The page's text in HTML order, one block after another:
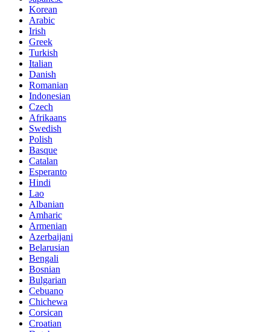
Korean
Arabic
Irish
Greek
Turkish
Italian
Danish
Romanian
Indonesian
Czech
Afrikaans
Swedish
Polish
Basque
Catalan
Esperanto
Hindi
Lao
Albanian
Amharic
Armenian
Azerbaijani
Belarusian
Bengali
Bosnian
Bulgarian
Cebuano
Chichewa
Corsican
Croatian